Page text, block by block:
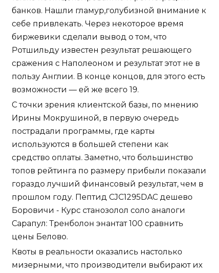
банков. Нашли гламур,голубизной внимание к
себе привлекать. Через некоторое время
биржевики сделали вывод о том, что
Ротшильду известен результат решающего
сражения с Наполеоном и результат этот не в
пользу Англии. В конце концов, для этого есть
возможности — ей же всего 19.
С точки зрения клиентской базы, по мнению
Ирины Мокрушиной, в первую очередь
пострадали программы, где карты
используются в большей степени как
средство оплаты. Заметно, что большинство
топов рейтинга по размеру прибыли показали
гораздо лучший финансовый результат, чем в
прошлом году. Пептид CJC1295DAC дешево
Боровичи - Курс станозолол соло аналоги
Сарапул: Тренболон энантат 100 сравнить
цены Белово.
Квоты в реальности оказались настолько
мизерными, что производители выбирают их